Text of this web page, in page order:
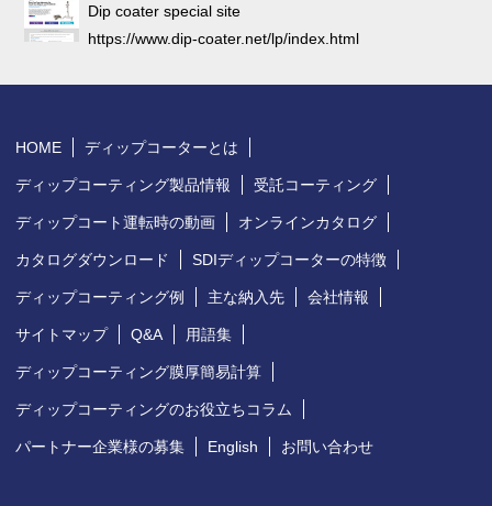
Dip coater special site
https://www.dip-coater.net/lp/index.html
HOME ディップコーターとは
ディップコーティング製品情報 受託コーティング
ディップコート運転時の動画 オンラインカタログ
カタログダウンロード SDIディップコーターの特徴
ディップコーティング例 主な納入先 会社情報
サイトマップ Q&A 用語集
ディップコーティング膜厚簡易計算
ディップコーティングのお役立ちコラム
パートナー企業様の募集 English お問い合わせ